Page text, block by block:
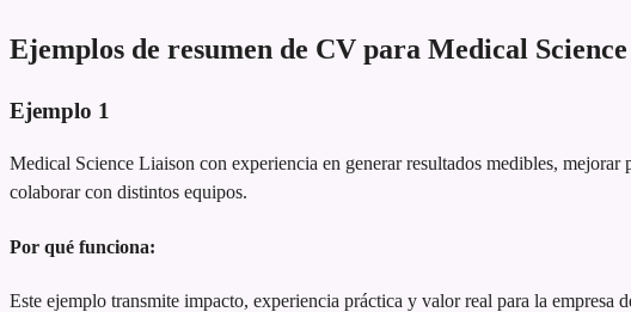
Ejemplos de resumen de CV para Medical
Ejemplo 1
Medical Science Liaison con experiencia en generar resultados medibles,
colaborar con distintos equipos.
Por qué funciona:
Este ejemplo transmite impacto, experiencia práctica y valor real para la empresa